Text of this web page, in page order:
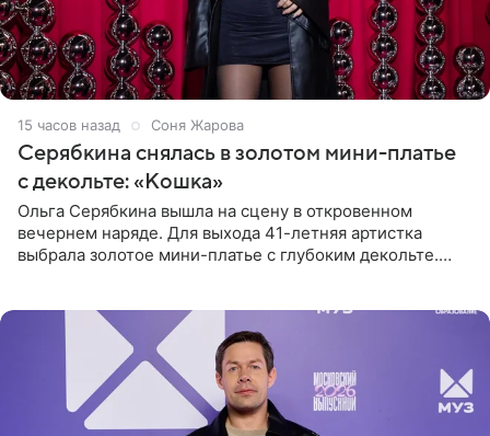
15 часов назад Соня Жарова
Серябкина снялась в золотом мини-платье
с декольте: «Кошка»
Ольга Серябкина вышла на сцену в откровенном
вечернем наряде. Для выхода 41-летняя артистка
выбрала золотое мини-платье с глубоким декольте.